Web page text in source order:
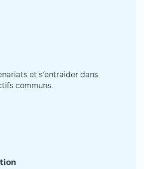
et s’entraider dans
communs.